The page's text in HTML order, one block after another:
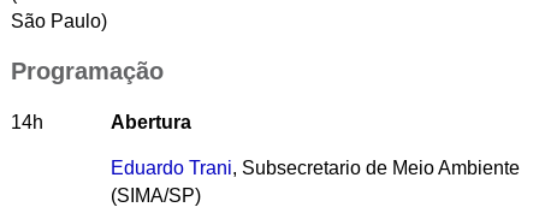
São Paulo)
Programação
14h Abertura
Eduardo Trani, Subsecretario de Meio Ambiente
(SIMA/SP)